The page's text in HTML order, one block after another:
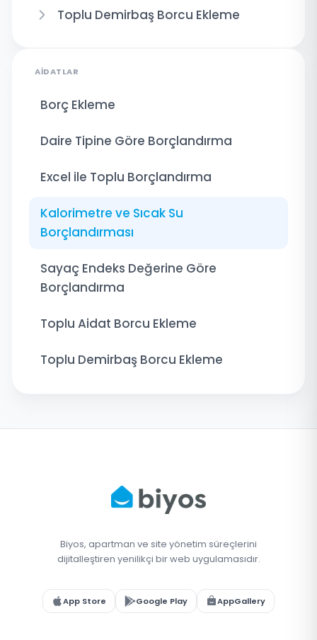
Toplu Demirbaş Borcu Ekleme
AIDATLAR
Borç Ekleme
Daire Tipine Göre Borçlandırma
Excel ile Toplu Borçlandırma
Kalorimetre ve Sıcak Su
Borçlandırması
Sayaç Endeks Değerine Göre
Borçlandırma
Toplu Aidat Borcu Ekleme
Toplu Demirbaş Borcu Ekleme
Biyos, apartman ve site yönetim süreçlerini
dijitalleştiren yenilikçi bir web uygulamasıdır.
App Store Google Play AppGallery